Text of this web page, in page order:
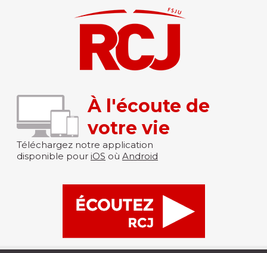
À l'écoute de
votre vie
Téléchargez notre application
disponible pour iOS où Android